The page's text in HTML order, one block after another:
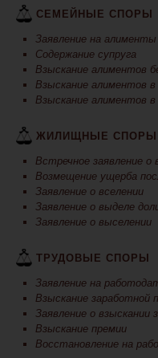
СЕМЕЙНЫЕ СПОРЫ
Заявление на алименты
Содержание супруга
Взыскание алиментов
Взыскание алиментов в
Взыскание алиментов
ЖИЛИЩНЫЕ СПОРЫ
Встречное заявление о
Возмещение ущерба
Заявление о вселении
Заявление о выделе
Заявление о выселении
ТРУДОВЫЕ СПОРЫ
Заявление на
Взыскание заработной
Заявление о взыскании
Взыскание премии
Восстановление на